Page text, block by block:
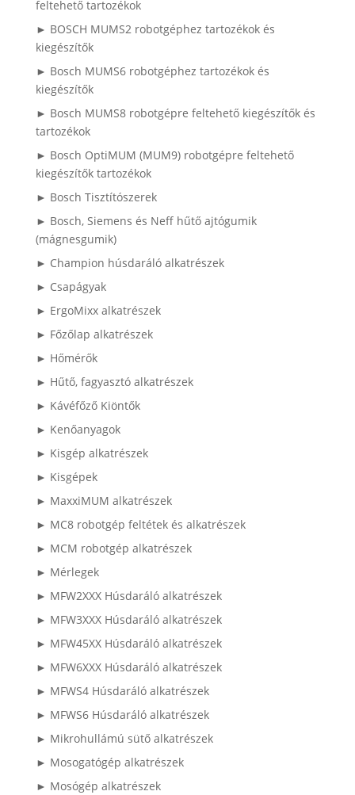
feltehető tartozékok
► BOSCH MUMS2 robotgéphez tartozékok és
kiegészítők
► Bosch MUMS6 robotgéphez tartozékok és
kiegészítők
► Bosch MUMS8 robotgépre feltehető kiegészítők és
tartozékok
► Bosch OptiMUM (MUM9) robotgépre feltehető
kiegészítők tartozékok
► Bosch Tisztítószerek
► Bosch, Siemens és Neff hűtő ajtógumik
(mágnesgumik)
► Champion húsdaráló alkatrészek
► Csapágyak
► ErgoMixx alkatrészek
► Főzőlap alkatrészek
► Hőmérők
► Hűtő, fagyasztó alkatrészek
► Kávéfőző Kiöntők
► Kenőanyagok
► Kisgép alkatrészek
► Kisgépek
► MaxxiMUM alkatrészek
► MC8 robotgép feltétek és alkatrészek
► MCM robotgép alkatrészek
► Mérlegek
► MFW2XXX Húsdaráló alkatrészek
► MFW3XXX Húsdaráló alkatrészek
► MFW45XX Húsdaráló alkatrészek
► MFW6XXX Húsdaráló alkatrészek
► MFWS4 Húsdaráló alkatrészek
► MFWS6 Húsdaráló alkatrészek
► Mikrohullámú sütő alkatrészek
► Mosogatógép alkatrészek
► Mosógép alkatrészek